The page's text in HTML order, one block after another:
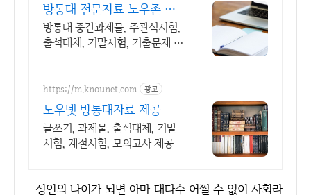
방통대 전문자료 노우존 방
통대 자료포털 NO.1
방통대 중간과제물, 주관식시험,
출석대체, 기말시험, 기출문제 제
https://m.knounet.com 광고
노우넷 방통대자료 제공
글쓰기, 과제물, 출석대체, 기말
시험, 계절시험, 모의고사 제공
성인의 나이가 되면 아마 대다수 어쩔 수 없이 사회라